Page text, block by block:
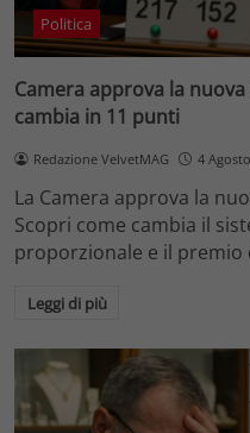
Politica
Camera approva la
cambia in 11 punti
Redazione VelvetMAG 4
La Camera approva la
Scopri come cambia il
proporzionale e il premio
Leggi di più